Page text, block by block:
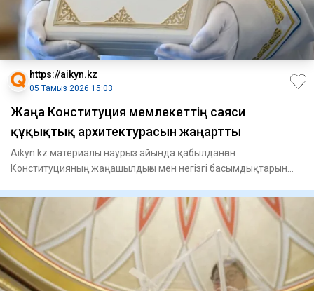
https://aikyn.kz
05 Тамыз 2026 15:03
Жаңа Конституция мемлекеттің саяси
құқықтық архитектурасын жаңартты
Aikyn.kz материалы наурыз айында қабылданған
Конституцияның жаңашылдығы мен негізгі басымдықтарын